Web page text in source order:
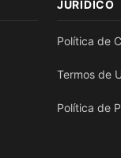
JURÍDICO
Política de
Termos de
Política de